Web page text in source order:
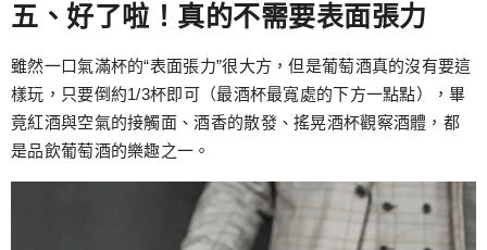
五、好了啦！真的不需要表面張力
雖然一口氣滿杯的“表面張力”很大方，但是葡萄酒真的沒有要這
樣玩，只要倒約1/3杯即可（最酒杯最寬處的下方一點點），畢
竟紅酒與空氣的接觸面、酒香的散發、搖晃酒杯觀察酒體，都
是品飲葡萄酒的樂趣之一。